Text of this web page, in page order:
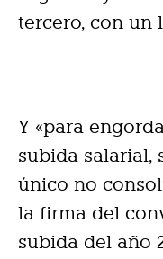
tercero, con un
Y «para
subida salarial,
único no
la firma del
subida del año